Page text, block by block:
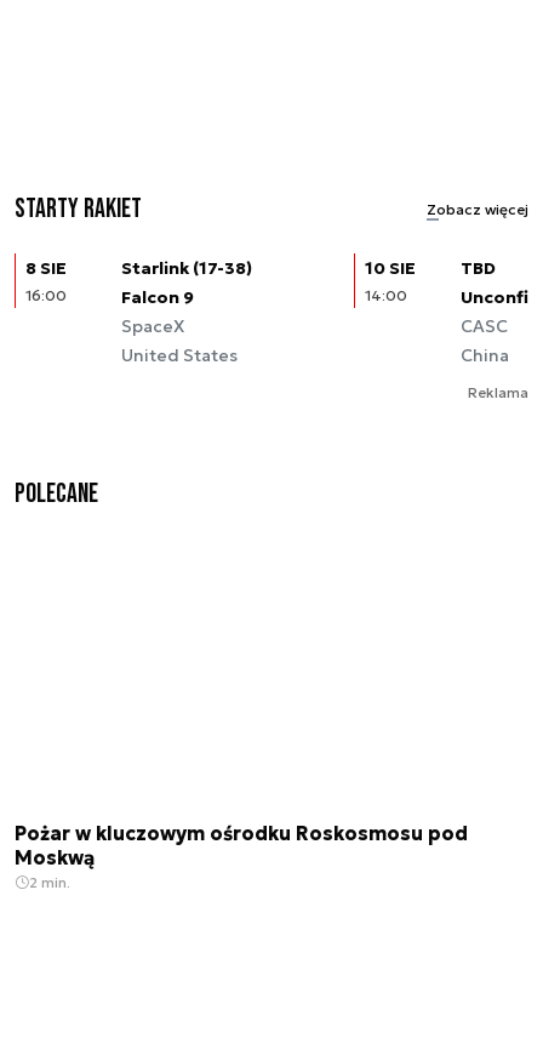
Starty rakiet Zobacz więcej
8 SIE
16:00
Starlink (17-38)
Falcon 9
SpaceX
United States
10 SIE
14:00
TBD
CASC
China
Reklama
Polecane
Pożar w kluczowym ośrodku Roskosmosu pod
Moskwą
2 min.